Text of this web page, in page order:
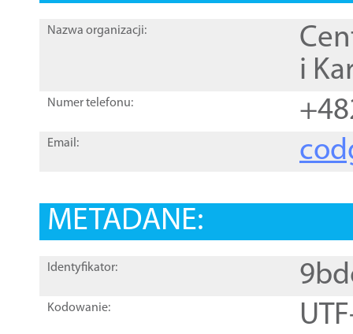
Nazwa organizacji:
i
Numer telefonu:
Email:
METADANE:
Identyfikator:
Kodowanie: